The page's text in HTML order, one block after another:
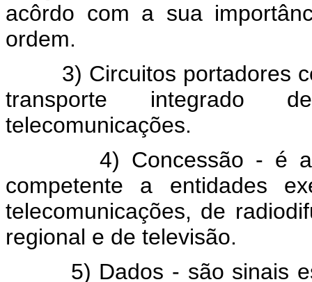
acôrdo com a sua
ordem.
3) Circuitos portadores
transporte integrado
telecomunicações.
4) Concessão - é a
competente a entidades
telecomunicações, de
regional e de televisão.
5) Dados - são sinais